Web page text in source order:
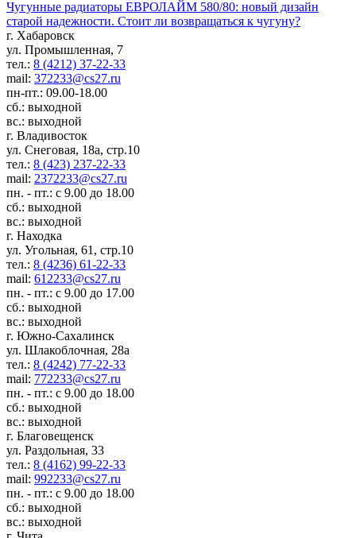
Чугунные радиаторы ЕВРОЛАЙМ 580/80: новый дизайн
старой надежности. Стоит ли возвращаться к чугуну?
г. Хабаровск
ул. Промышленная, 7
тел.: 8 (4212) 37-22-33
mail: 372233@cs27.ru
пн-пт.: 09.00-18.00
сб.: выходной
вс.: выходной
г. Владивосток
ул. Снеговая, 18а, стр.10
тел.: 8 (423) 237-22-33
mail: 2372233@cs27.ru
пн. - пт.: с 9.00 до 18.00
сб.: выходной
вс.: выходной
г. Находка
ул. Угольная, 61, стр.10
тел.: 8 (4236) 61-22-33
mail: 612233@cs27.ru
пн. - пт.: с 9.00 до 17.00
сб.: выходной
вс.: выходной
г. Южно-Сахалинск
ул. Шлакоблочная, 28а
тел.: 8 (4242) 77-22-33
mail: 772233@cs27.ru
пн. - пт.: с 9.00 до 18.00
сб.: выходной
вс.: выходной
г. Благовещенск
ул. Раздольная, 33
тел.: 8 (4162) 99-22-33
mail: 992233@cs27.ru
пн. - пт.: с 9.00 до 18.00
сб.: выходной
вс.: выходной